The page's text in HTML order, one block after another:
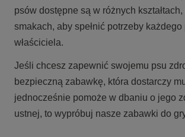
psów dostępne są w różnych
smakach, aby spełnić potrzeby każdego
właściciela.
Jeśli chcesz zapewnić swojemu psu
bezpieczną zabawkę, która dostarczy
jednocześnie pomoże w dbaniu o jego
ustnej, to wypróbuj nasze zabawki do